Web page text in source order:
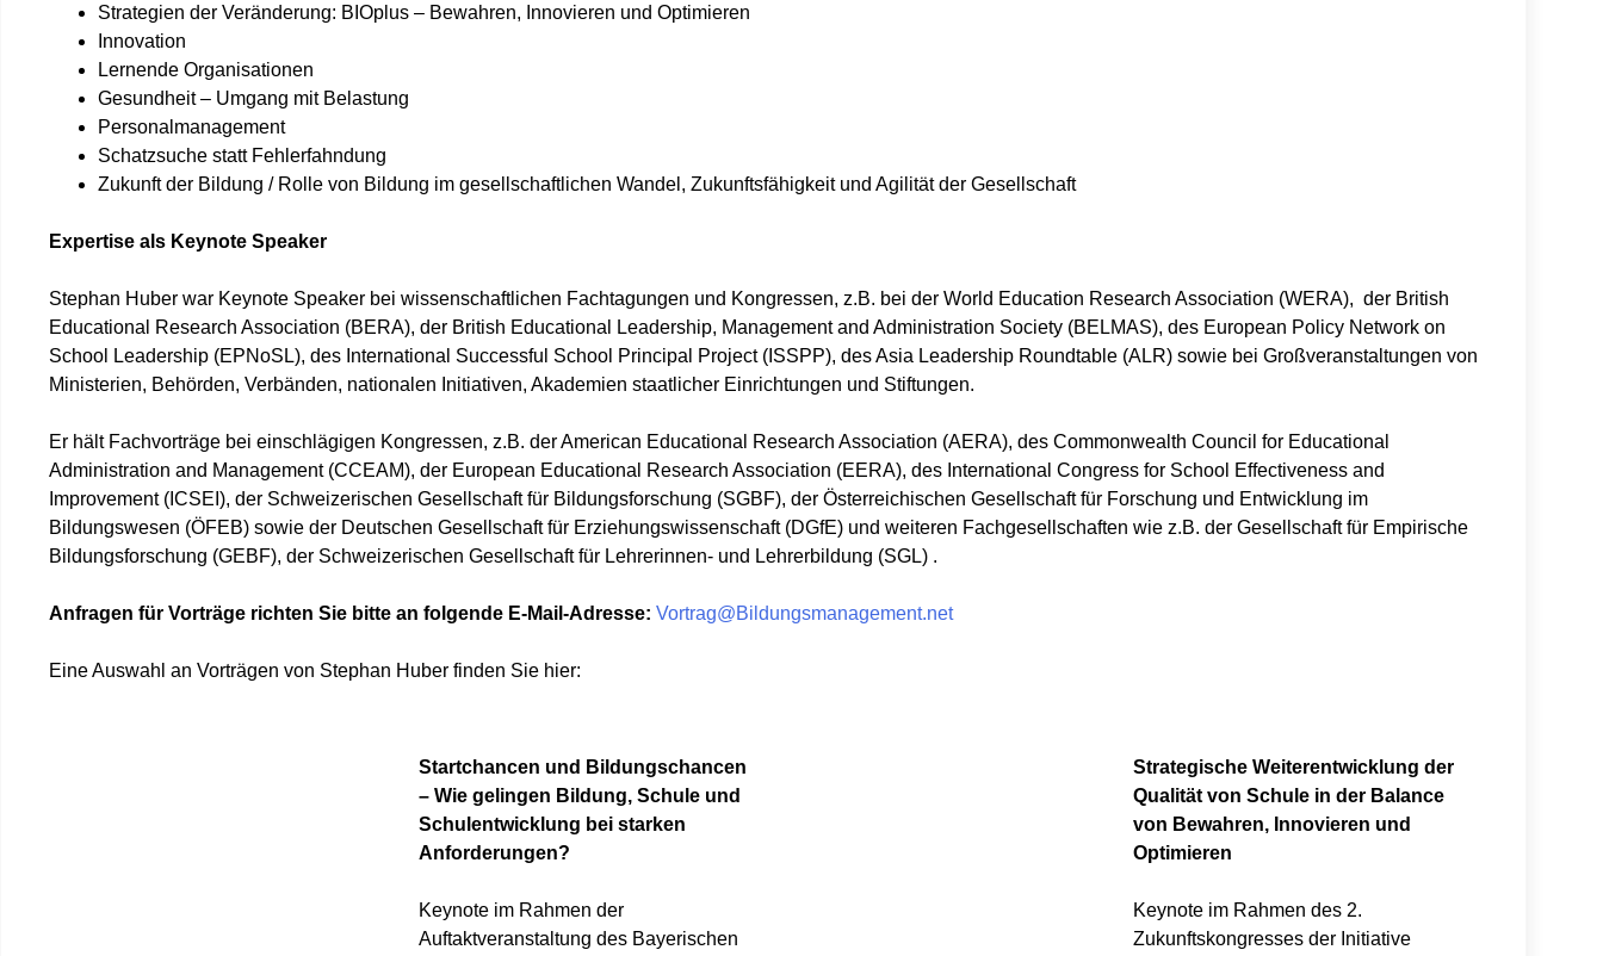
Strategien der Veränderung: BIOplus – Bewahren, Innovieren und Optimieren
Innovation
Lernende Organisationen
Gesundheit – Umgang mit Belastung
Personalmanagement
Schatzsuche statt Fehlerfahndung
Zukunft der Bildung / Rolle von Bildung im gesellschaftlichen Wandel, Zukunftsfähigkeit und Agilität der Gesellschaft
Expertise als Keynote Speaker
Stephan Huber war Keynote Speaker bei wissenschaftlichen Fachtagungen und Kongressen, z.B. bei der World Education Research Association (WERA), der British
Educational Research Association (BERA), der British Educational Leadership, Management and Administration Society (BELMAS), des European Policy Network on
School Leadership (EPNoSL), des International Successful School Principal Project (ISSPP), des Asia Leadership Roundtable (ALR) sowie bei Großveranstaltungen von
Ministerien, Behörden, Verbänden, nationalen Initiativen, Akademien staatlicher Einrichtungen und Stiftungen.
Er hält Fachvorträge bei einschlägigen Kongressen, z.B. der American Educational Research Association (AERA), des Commonwealth Council for Educational
Administration and Management (CCEAM), der European Educational Research Association (EERA), des International Congress for School Effectiveness and
Improvement (ICSEI), der Schweizerischen Gesellschaft für Bildungsforschung (SGBF), der Österreichischen Gesellschaft für Forschung und Entwicklung im
Bildungswesen (ÖFEB) sowie der Deutschen Gesellschaft für Erziehungswissenschaft (DGfE) und weiteren Fachgesellschaften wie z.B. der Gesellschaft für Empirische
Bildungsforschung (GEBF), der Schweizerischen Gesellschaft für Lehrerinnen- und Lehrerbildung (SGL) .
Anfragen für Vorträge richten Sie bitte an folgende E-Mail-Adresse: Vortrag@Bildungsmanagement.net
Eine Auswahl an Vorträgen von Stephan Huber finden Sie hier:
Startchancen und Bildungschancen
– Wie gelingen Bildung, Schule und
Schulentwicklung bei starken
Anforderungen?
Keynote im Rahmen der
Auftaktveranstaltung des Bayerischen
Strategische Weiterentwicklung der
Qualität von Schule in der Balance
von Bewahren, Innovieren und
Optimieren
Keynote im Rahmen des 2.
Zukunftskongresses der Initiative